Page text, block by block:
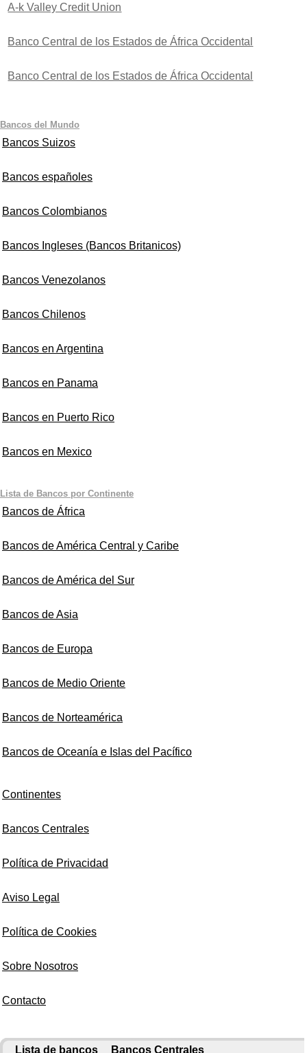
A-k Valley Credit Union
Banco Central de los Estados de África Occidental
Banco Central de los Estados de África Occidental
Bancos del Mundo
Bancos Suizos
Bancos españoles
Bancos Colombianos
Bancos Ingleses (Bancos Britanicos)
Bancos Venezolanos
Bancos Chilenos
Bancos en Argentina
Bancos en Panama
Bancos en Puerto Rico
Bancos en Mexico
Lista de Bancos por Continente
Bancos de África
Bancos de América Central y Caribe
Bancos de América del Sur
Bancos de Asia
Bancos de Europa
Bancos de Medio Oriente
Bancos de Norteamérica
Bancos de Oceanía e Islas del Pacífico
Continentes
Bancos Centrales
Política de Privacidad
Aviso Legal
Política de Cookies
Sobre Nosotros
Contacto
Lista de bancos Bancos Centrales